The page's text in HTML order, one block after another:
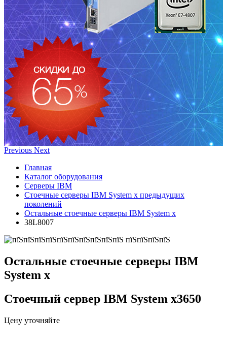
Previous Next
Главная
Каталог оборудования
Серверы IBM
Стоечные серверы IBM System x предыдущих
поколений
Остальные стоечные серверы IBM System x
38L8007
Остальные стоечные серверы IBM
System x
Стоечный сервер IBM System x3650
Цену уточняйте